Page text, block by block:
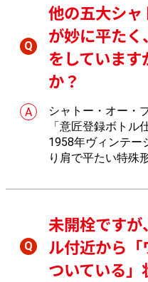
門知識を活かして
様を識別し、最新
最高水準の基準で
他の五大シ
が妙に平たく
をしていま
か？
シャトー・オー・
「意匠登録ボトル
1958年ヴィンテー
り肩で平たい特殊
品特性だからでご
ことを正確に識別
未開栓です
ル付近から
ついている」